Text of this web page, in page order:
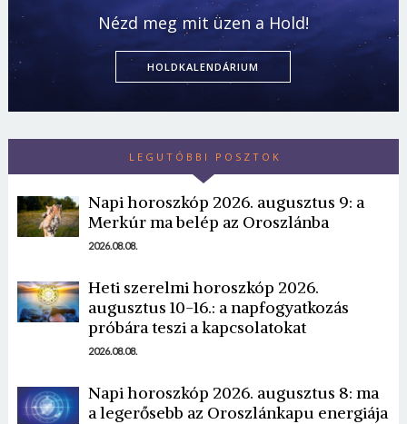
Nézd meg mit üzen a Hold!
HOLDKALENDÁRIUM
LEGUTÓBBI POSZTOK
Napi horoszkóp 2026. augusztus 9: a
Merkúr ma belép az Oroszlánba
2026.08.08.
Heti szerelmi horoszkóp 2026.
augusztus 10-16.: a napfogyatkozás
próbára teszi a kapcsolatokat
2026.08.08.
Napi horoszkóp 2026. augusztus 8: ma
a legerősebb az Oroszlánkapu energiája
Borsonline bejelentkezés